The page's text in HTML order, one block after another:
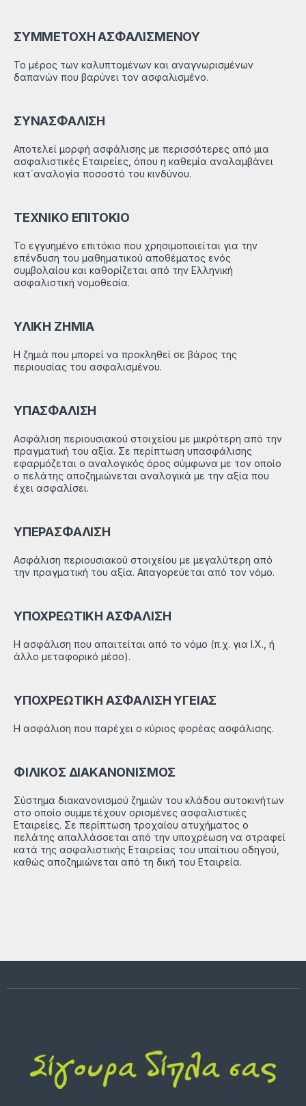
ΣΥΜΜΕΤΟΧΗ ΑΣΦΑΛΙΣΜΕΝΟΥ
Το μέρος των καλυπτομένων και αναγνωρισμένων
δαπανών που βαρύνει τον ασφαλισμένο.
ΣΥΝΑΣΦΑΛΙΣΗ
Αποτελεί μορφή ασφάλισης με περισσότερες από μια
ασφαλιστικές Eταιρείες, όπου η καθεμία αναλαμβάνει
κατ΄αναλογία ποσοστό του κινδύνου.
ΤΕΧΝΙΚΟ ΕΠΙΤΟΚΙΟ
Το εγγυημένο επιτόκιο που χρησιμοποιείται για την
επένδυση του μαθηματικού αποθέματος ενός
συμβολαίου και καθορίζεται από την Ελληνική
ασφαλιστική νομοθεσία.
ΥΛΙΚΗ ΖΗΜΙΑ
Η ζημιά που μπορεί να προκληθεί σε βάρος της
περιουσίας του ασφαλισμένου.
ΥΠΑΣΦΑΛΙΣΗ
Ασφάλιση περιουσιακού στοιχείου με μικρότερη από την
πραγματική του αξία. Σε περίπτωση υπασφάλισης
εφαρμόζεται ο αναλογικός όρος σύμφωνα με τον οποίο
ο πελάτης αποζημιώνεται αναλογικά με την αξία που
έχει ασφαλίσει.
ΥΠΕΡΑΣΦΑΛΙΣΗ
Ασφάλιση περιουσιακού στοιχείου με μεγαλύτερη από
την πραγματική του αξία. Απαγορεύεται από τον νόμο.
ΥΠΟΧΡΕΩΤΙΚΗ ΑΣΦΑΛΙΣΗ
Η ασφάλιση που απαιτείται από το νόμο (π.χ. για Ι.Χ., ή
άλλο μεταφορικό μέσο).
ΥΠΟΧΡΕΩΤΙΚΗ ΑΣΦΑΛΙΣΗ ΥΓΕΙΑΣ
Η ασφάλιση που παρέχει ο κύριος φορέας ασφάλισης.
ΦΙΛΙΚΟΣ ΔΙΑΚΑΝΟΝΙΣΜΟΣ
Σύστημα διακανονισμού ζημιών του κλάδου αυτοκινήτων
στο οποίο συμμετέχουν ορισμένες ασφαλιστικές
Εταιρείες. Σε περίπτωση τροχαίου ατυχήματος ο
πελάτης απαλλάσσεται από την υποχρέωση να στραφεί
κατά της ασφαλιστικής Εταιρείας του υπαίτιου οδηγού,
καθώς αποζημιώνεται από τη δική του Εταιρεία.